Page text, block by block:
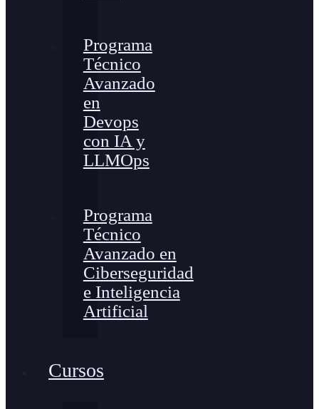
Programa
Técnico
Avanzado
en
Devops
con IA y
LLMOps
Programa
Técnico
Avanzado en
Ciberseguridad
e Inteligencia
Artificial
Cursos